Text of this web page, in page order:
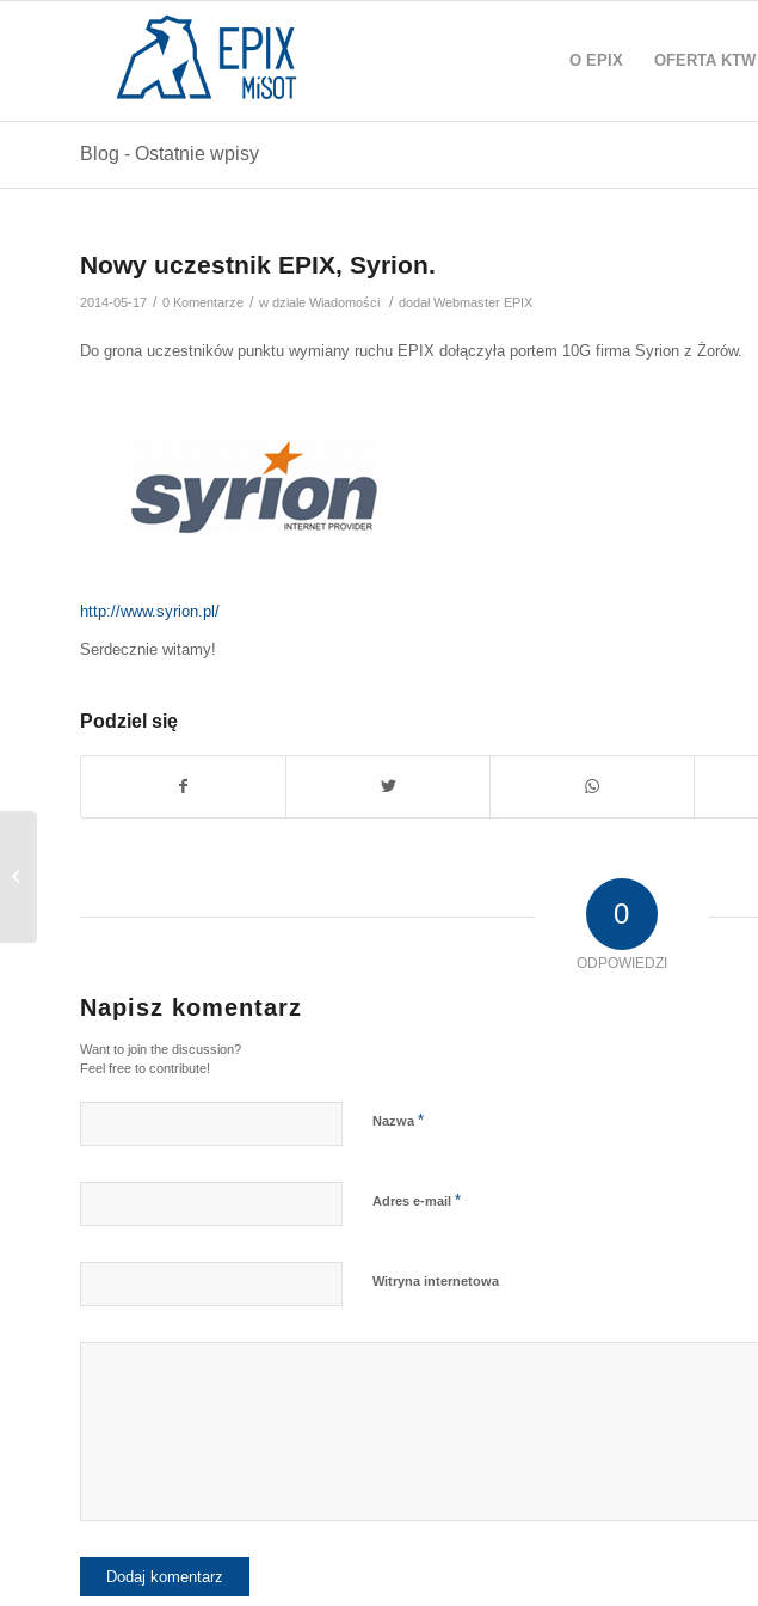
O EPIX OFERTA KTW
Blog - Ostatnie wpisy
Nowy uczestnik EPIX, Syrion.
2014-05-17 / 0 Komentarze / w dziale Wiadomości / dodałWebmaster EPIX
Do grona uczestników punktu wymiany ruchu EPIX dołączyła portem 10G firma Syrion z Żorów.
http://www.syrion.pl/
Serdecznie witamy!
Podziel się
0
ODPOWIEDZI
Napisz komentarz
Want to join the discussion?
Feel free to contribute!
Nazwa *
Adres e-mail *
Witryna internetowa